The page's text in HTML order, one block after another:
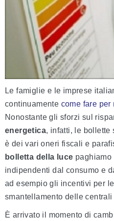
Le famiglie e le imprese
continuamente come fare per
Nonostante gli sforzi sul
energetica, infatti, le bollette
è dei vari oneri fiscali e
bolletta della luce paghiamo
indipendenti dal consumo e
ad esempio gli incentivi per
smantellamento delle centrali
È arrivato il momento di